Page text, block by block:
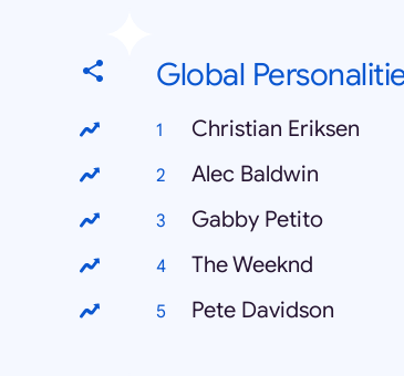
Global
Christian Eriksen
Alec Baldwin
Gabby Petito
The Weeknd
Pete Davidson